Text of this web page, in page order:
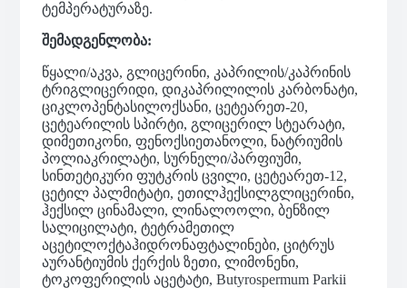
ტემპერატურაზე.
შემადგენლობა:
წყალი/აკვა, გლიცერინი, კაპრილის/კაპრინის
ტრიგლიცერიდი, დიკაპრილილის კარბონატი,
ციკლოპენტასილოქსანი, ცეტეარეთ-20,
ცეტეარილის სპირტი, გლიცერილ სტეარატი,
დიმეთიკონი, ფენოქსიეთანოლი, ნატრიუმის
პოლიაკრილატი, სურნელი/პარფიუმი,
სინთეტიკური ფუტკრის ცვილი, ცეტეარეთ-12,
ცეტილ პალმიტატი, ეთილჰექსილგლიცერინი,
ჰექსილ ცინამალი, ლინალოოლი, ბენზილ
სალიცილატი, ტეტრამეთილ
აცეტილოქტაჰიდრონაფტალინები, ციტრუს
აურანტიუმის ქერქის ზეთი, ლიმონენი,
ტოკოფერილის აცეტატი, Butyrospermum Parkii